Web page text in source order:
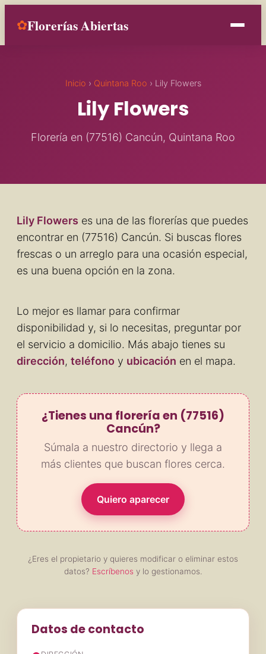
✿Florerías Abiertas
Inicio › Quintana Roo › Lily Flowers
Lily Flowers
Florería en (77516) Cancún, Quintana Roo
Lily Flowers es una de las florerías que puedes
encontrar en (77516) Cancún. Si buscas flores
frescas o un arreglo para una ocasión especial,
es una buena opción en la zona.
Lo mejor es llamar para confirmar
disponibilidad y, si lo necesitas, preguntar por
el servicio a domicilio. Más abajo tienes su
dirección, teléfono y ubicación en el mapa.
¿Tienes una florería en (77516)
Cancún?
Súmala a nuestro directorio y llega a
más clientes que buscan flores cerca.
Quiero aparecer
¿Eres el propietario y quieres modificar o eliminar estos
datos? Escríbenos y lo gestionamos.
Datos de contacto